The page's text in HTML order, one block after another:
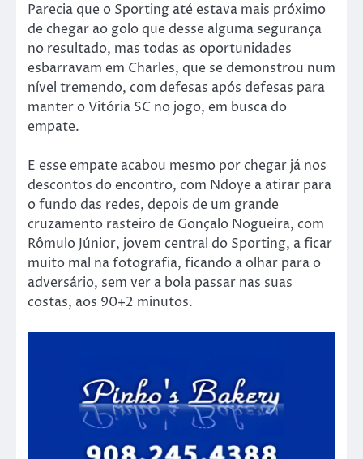
Parecia que o Sporting até estava mais próximo
de chegar ao golo que desse alguma segurança
no resultado, mas todas as oportunidades
esbarravam em Charles, que se demonstrou num
nível tremendo, com defesas após defesas para
manter o Vitória SC no jogo, em busca do
empate.
E esse empate acabou mesmo por chegar já nos
descontos do encontro, com Ndoye a atirar para
o fundo das redes, depois de um grande
cruzamento rasteiro de Gonçalo Nogueira, com
Rômulo Júnior, jovem central do Sporting, a ficar
muito mal na fotografia, ficando a olhar para o
adversário, sem ver a bola passar nas suas
costas, aos 90+2 minutos.